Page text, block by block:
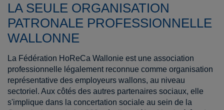
LA SEULE ORGANISATION
PATRONALE PROFESSIONNELLE
WALLONNE
La Fédération HoReCa Wallonie est une association
professionnelle légalement reconnue comme organisation
représentative des employeurs wallons, au niveau
sectoriel. Aux côtés des autres partenaires sociaux, elle
s'implique dans la concertation sociale au sein de la